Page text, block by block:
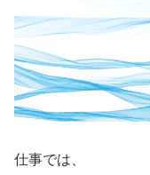
仕事では、